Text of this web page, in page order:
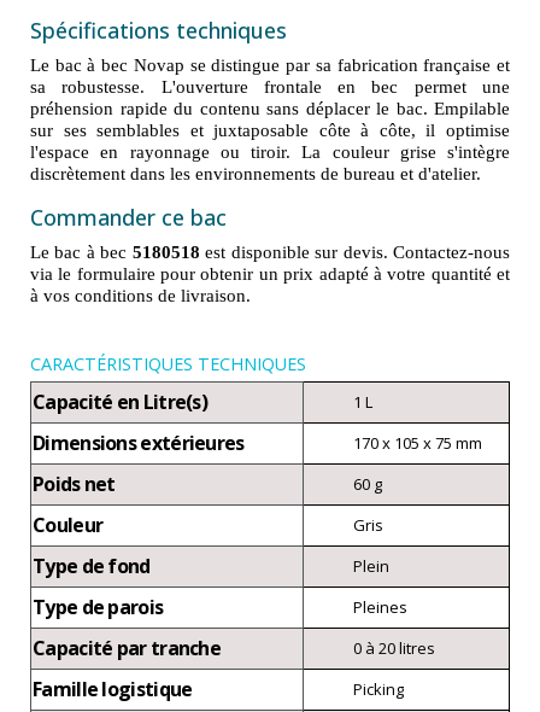
Spécifications techniques
Le bac à bec Novap se distingue par sa fabrication française et
sa robustesse. L'ouverture frontale en bec permet une
préhension rapide du contenu sans déplacer le bac. Empilable
sur ses semblables et juxtaposable côte à côte, il optimise
l'espace en rayonnage ou tiroir. La couleur grise s'intègre
discrètement dans les environnements de bureau et d'atelier.
Commander ce bac
Le bac à bec 5180518 est disponible sur devis. Contactez-nous
via le formulaire pour obtenir un prix adapté à votre quantité et
à vos conditions de livraison.
CARACTÉRISTIQUES TECHNIQUES
Capacité en Litre(s) 1 L
Dimensions extérieures 170 x 105 x 75 mm
Poids net 60 g
Couleur Gris
Type de fond Plein
Type de parois Pleines
Capacité par tranche 0 à 20 litres
Famille logistique Picking